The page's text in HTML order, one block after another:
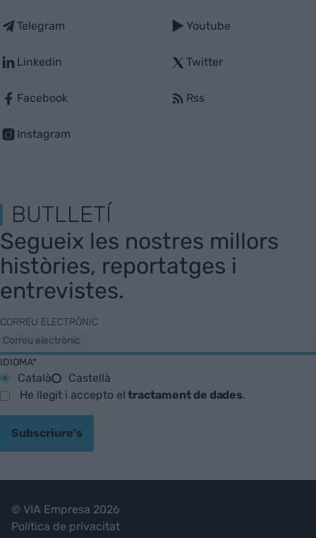
Telegram
Linkedin
Facebook
Instagram
Youtube
Twitter
Rss
BUTLLETÍ
Segueix les nostres millors
històries, reportatges i
entrevistes.
CORREU ELECTRÒNIC
IDIOMA*
Català
Castellà
He llegit i accepto eltractament de dades.
Subscriure's
© VIA Empresa 2026
Política de privacitat